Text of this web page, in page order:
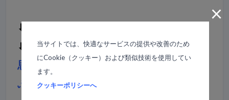
⬇︎それでは詳しくはこちらから、どうぞ！
⬇︎
思い込みで作られたドラマの終焉〜12年
ぶりに咲いたアジサイの花〜
×
当サイトでは、快適なサービスの提供や改善のため
にCookie（クッキー）および類似技術を使用してい
ます。
クッキーポリシーへ